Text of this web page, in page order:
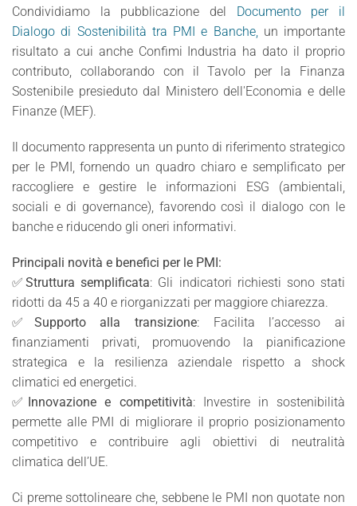
Condividiamo la pubblicazione del Documento per il
Dialogo di Sostenibilità tra PMI e Banche,un importante
risultato a cui anche Confimi Industria ha dato il proprio
contributo, collaborando con il Tavolo per la Finanza
Sostenibile presieduto dal Ministero dell'Economia e delle
Finanze (MEF).
Il documento rappresenta un punto di riferimento strategico
per le PMI, fornendo un quadro chiaro e semplificato per
raccogliere e gestire le informazioni ESG (ambientali,
sociali e di governance), favorendo così il dialogo con le
banche e riducendo gli oneri informativi.
Principali novità e benefici per le PMI:
✅Struttura semplificata: Gli indicatori richiesti sono stati
ridotti da 45 a 40 e riorganizzati per maggiore chiarezza.
✅ Supporto alla transizione: Facilita l’accesso ai
finanziamenti privati, promuovendo la pianificazione
strategica e la resilienza aziendale rispetto a shock
climatici ed energetici.
✅ Innovazione e competitività: Investire in sostenibilità
permette alle PMI di migliorare il proprio posizionamento
competitivo e contribuire agli obiettivi di neutralità
climatica dell’UE.
Ci preme sottolineare che, sebbene le PMI non quotate non